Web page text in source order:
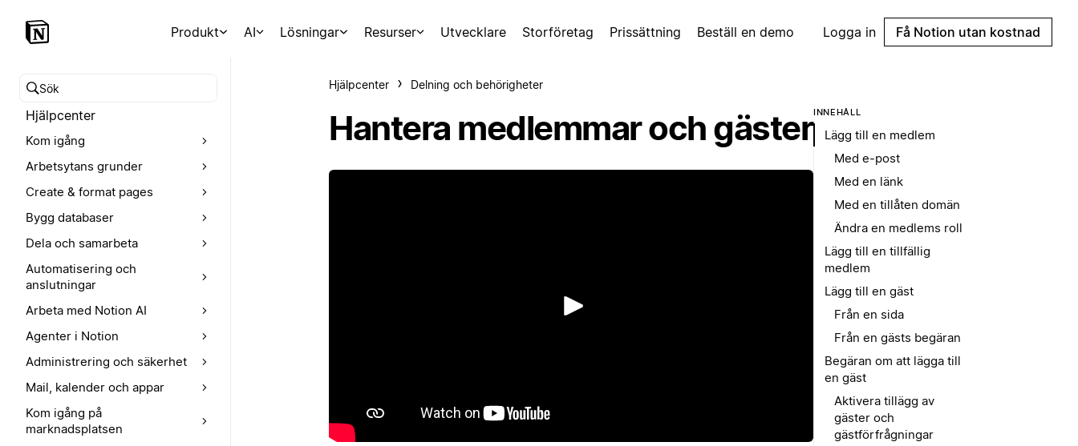
Produkt AI Lösningar Resurser Utvecklare Storföretag Prissättning Beställ en demo Logga in Få Notion utan kostnad
Sök i hjälpcentret
Hjälpcenter
Kom igång
Arbetsytans grunder
Create & format pages
Bygg databaser
Dela och samarbeta
Automatisering och
anslutningar
Arbeta med Notion AI
Agenter i Notion
Administrering och säkerhet
Mail, kalender och appar
Kom igång på
marknadsplatsen
Hjälpcenter Delning och behörigheter
Hantera medlemmar och gäster
Spela upp
INNEHÅLL
Lägg till en medlem
Med e-post
Med en länk
Med en tillåten domän
Ändra en medlems roll
Lägg till en tillfällig
medlem
Lägg till en gäst
Från en sida
Från en gästs begäran
Begäran om att lägga till
en gäst
Aktivera tillägg av
gäster och
gästförfrågningar